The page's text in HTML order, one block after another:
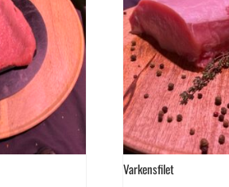
Varkensfilet